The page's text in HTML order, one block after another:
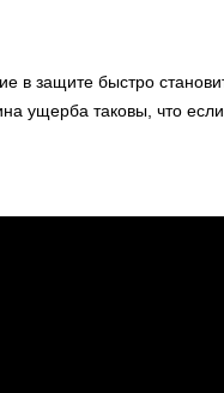
в защите быстро
ущерба таковы, что